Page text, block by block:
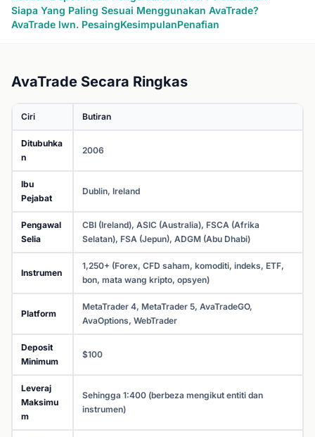
Siapa Yang Paling Sesuai Menggunakan AvaTrade?
AvaTrade lwn. PesaingKesimpulanPenafian
AvaTrade Secara Ringkas
Ciri Butiran
Ditubuhka
n
2006
Ibu
Pejabat
Dublin, Ireland
Pengawal
Selia
CBI (Ireland), ASIC (Australia), FSCA (Afrika
Selatan), FSA (Jepun), ADGM (Abu Dhabi)
Instrumen
1,250+ (Forex, CFD saham, komoditi, indeks, ETF,
bon, mata wang kripto, opsyen)
Platform
MetaTrader 4, MetaTrader 5, AvaTradeGO,
AvaOptions, WebTrader
Deposit
Minimum
$100
Leveraj
Maksimu
m
Sehingga 1:400 (berbeza mengikut entiti dan
instrumen)